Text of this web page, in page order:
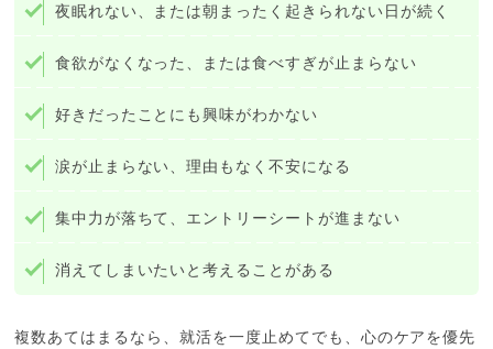
夜眠れない、または朝まったく起きられない日が続く
食欲がなくなった、または食べすぎが止まらない
好きだったことにも興味がわかない
涙が止まらない、理由もなく不安になる
集中力が落ちて、エントリーシートが進まない
消えてしまいたいと考えることがある
複数あてはまるなら、就活を一度止めてでも、心のケアを優先